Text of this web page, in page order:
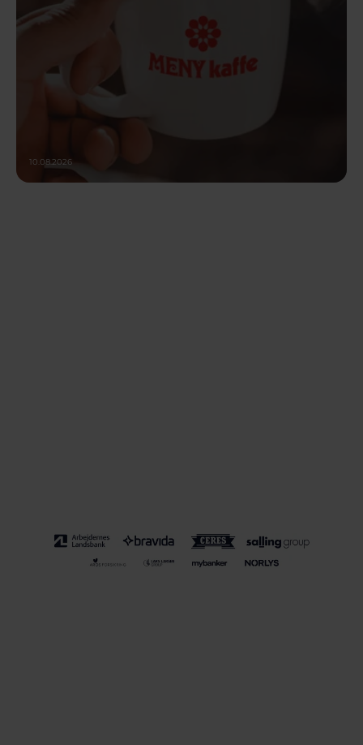
10.08.2026